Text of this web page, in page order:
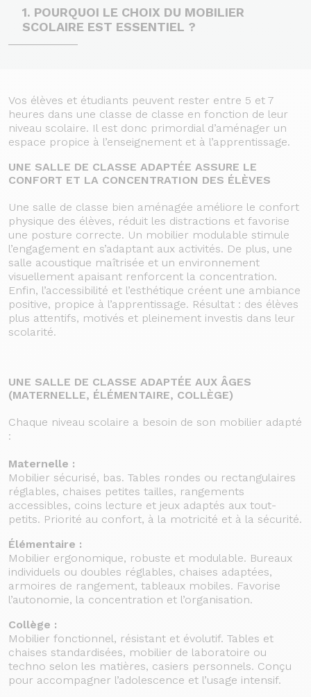
1. POURQUOI LE CHOIX DU MOBILIER
SCOLAIRE EST ESSENTIEL ?
Vos élèves et étudiants peuvent rester entre 5 et 7
heures dans une classe de classe en fonction de leur
niveau scolaire. Il est donc primordial d’aménager un
espace propice à l’enseignement et à l’apprentissage.
UNE SALLE DE CLASSE ADAPTÉE ASSURE LE
CONFORT ET LA CONCENTRATION DES ÉLÈVES
Une salle de classe bien aménagée améliore le confort
physique des élèves, réduit les distractions et favorise
une posture correcte. Un mobilier modulable stimule
l’engagement en s’adaptant aux activités. De plus, une
salle acoustique maîtrisée et un environnement
visuellement apaisant renforcent la concentration.
Enfin, l’accessibilité et l’esthétique créent une ambiance
positive, propice à l’apprentissage. Résultat : des élèves
plus attentifs, motivés et pleinement investis dans leur
scolarité.
UNE SALLE DE CLASSE ADAPTÉE AUX ÂGES
(MATERNELLE, ÉLÉMENTAIRE, COLLÈGE)
Chaque niveau scolaire a besoin de son mobilier adapté
:
Maternelle :
Mobilier sécurisé, bas. Tables rondes ou rectangulaires
réglables, chaises petites tailles, rangements
accessibles, coins lecture et jeux adaptés aux tout-
petits. Priorité au confort, à la motricité et à la sécurité.
Élémentaire :
Mobilier ergonomique, robuste et modulable. Bureaux
individuels ou doubles réglables, chaises adaptées,
armoires de rangement, tableaux mobiles. Favorise
l’autonomie, la concentration et l’organisation.
Collège :
Mobilier fonctionnel, résistant et évolutif. Tables et
chaises standardisées, mobilier de laboratoire ou
techno selon les matières, casiers personnels. Conçu
pour accompagner l’adolescence et l’usage intensif.